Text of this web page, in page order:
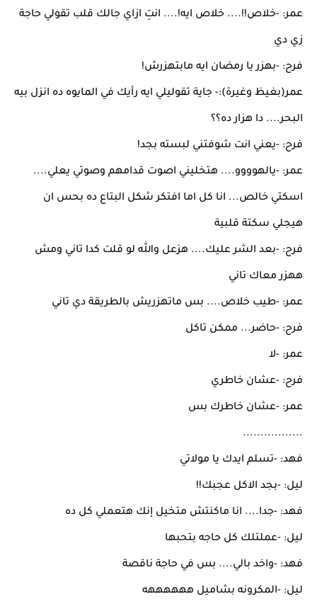
عمر: -خلاص!!.... خلاص ايه!.... انتِ ازاي جالك قلب تقولي حاجة
زي دي
فرح: -بهزر يا رمضان ايه مابتهزرش!
عمر(بغيظ وغيرة):- جاية تقوليلي ايه رأيك في المايوه ده انزل بيه
البحر.... دا هزار ده؟؟
فرح: -يعني انت شوفتني لبسته بجد!
عمر: -يالهوووو.... هتخليني اصوت قدامهم وصوتي يعلي....
اسكتي خالص... انا كل اما افتكر شكل البتاع ده بحس ان
هيجلي سكتة قلبية
فرح: -بعد الشر عليك.... هزعل والله لو قلت كدا تاني ومش
ههزر معاك تاني
عمر: -طيب خلاص.... بس ماتهزريش بالطريقة دي تاني
فرح: -حاضر... ممكن تاكل
عمر: -لا
فرح: -عشان خاطري
عمر: -عشان خاطرك بس
.................
فهد: -تسلم ايدك يا مولاتي
ليل: -بجد الاكل عجبك!!
فهد: -جدا.... انا ماكنتش متخيل إنك هتعملي كل ده
ليل: -عملتلك كل حاجه بتحبها
فهد: -واخد بالي.... بس في حاجة ناقصة
ليل: -المكرونه بشاميل ههههههه